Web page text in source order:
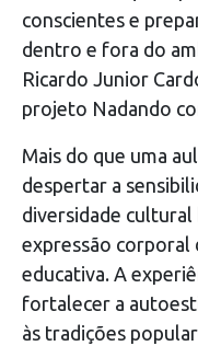
conscientes e
dentro e fora do
Ricardo Junior
projeto Nadando
Mais do que uma
despertar a
diversidade
expressão corporal
educativa. A
fortalecer a
às tradições